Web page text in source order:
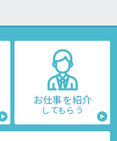
お仕事を紹介
してもらう